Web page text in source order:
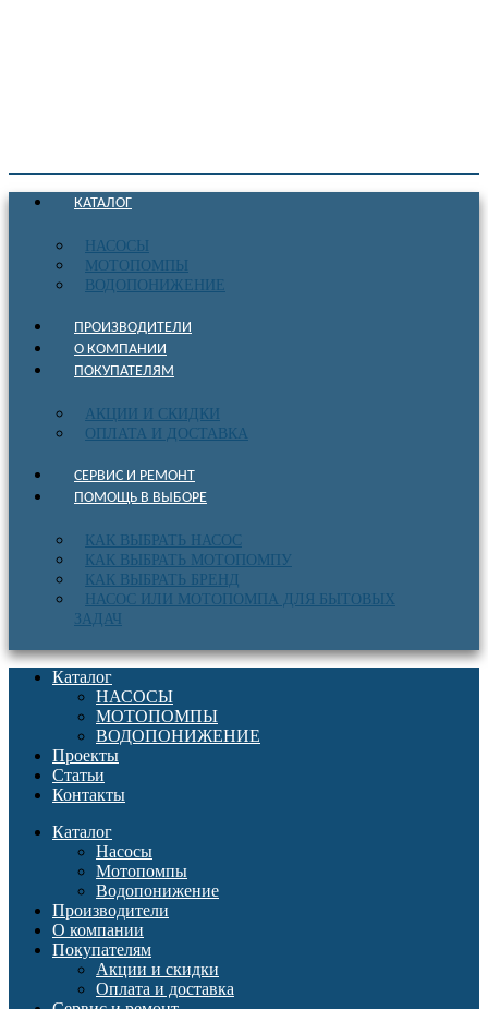
КАТАЛОГ
НАСОСЫ
МОТОПОМПЫ
ВОДОПОНИЖЕНИЕ
ПРОИЗВОДИТЕЛИ
О КОМПАНИИ
ПОКУПАТЕЛЯМ
АКЦИИ И СКИДКИ
ОПЛАТА И ДОСТАВКА
СЕРВИС И РЕМОНТ
ПОМОЩЬ В ВЫБОРЕ
КАК ВЫБРАТЬ НАСОС
КАК ВЫБРАТЬ МОТОПОМПУ
КАК ВЫБРАТЬ БРЕНД
НАСОС ИЛИ МОТОПОМПА ДЛЯ БЫТОВЫХ
ЗАДАЧ
Каталог
НАСОСЫ
МОТОПОМПЫ
ВОДОПОНИЖЕНИЕ
Проекты
Статьи
Контакты
Каталог
Насосы
Мотопомпы
Водопонижение
Производители
О компании
Покупателям
Акции и скидки
Оплата и доставка